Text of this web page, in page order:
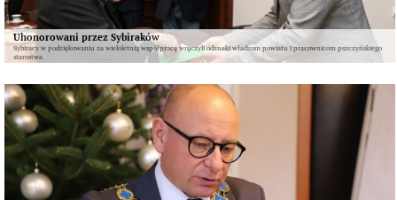
Uhonorowani przez Sybiraków
Sybiracy w podziękowaniu za wieloletnią współpracę wręczyli odznaki władzom powiatu i pracownicom pszczyńskiego
starostwa